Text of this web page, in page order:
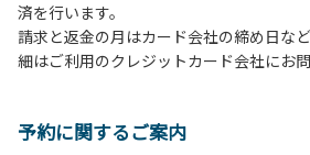
２．地面への直火による焚き火、BBQ
ー。
３．ボールなどを使った野球、キャッ
行ってください。テントサイト内では
済を行います。
請求と返金の月はカード会社の締め日な
細はご利用のクレジットカード会社にお
予約に関するご案内